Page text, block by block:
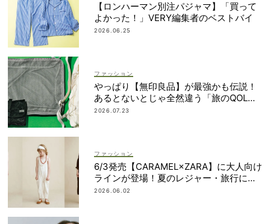
【ロンハーマン別注パジャマ】「買って
よかった！」VERY編集者のベストバイ
2026.06.25
ファッション
やっぱり【無印良品】が最強かも伝説！
あるとないとじゃ全然違う「旅のQOL爆
上げアイテム」
2026.07.23
ファッション
6/3発売【CARAMEL×ZARA】に大人向け
ラインが登場！夏のレジャー・旅行にも
おすすめ
2026.06.02